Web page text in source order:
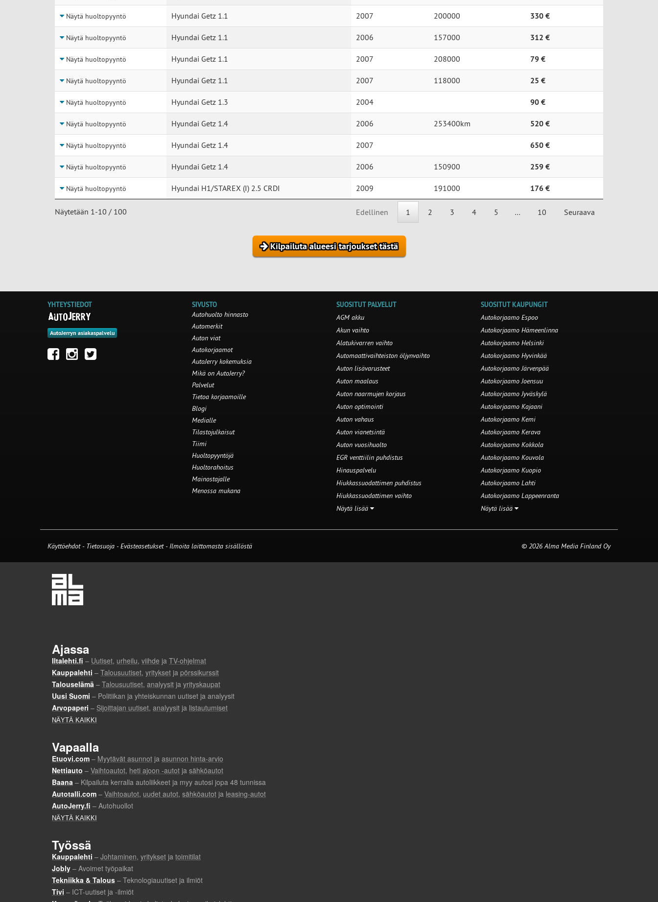
Näytä huoltopyyntö Hyundai Getz 1.1 2007 200000 330 €
Näytä huoltopyyntö Hyundai Getz 1.1 2006 157000 312 €
Näytä huoltopyyntö Hyundai Getz 1.1 2007 208000 79 €
Näytä huoltopyyntö Hyundai Getz 1.1 2007 118000 25 €
Näytä huoltopyyntö Hyundai Getz 1.3 2004 90 €
Näytä huoltopyyntö Hyundai Getz 1.4 2006 253400km 520 €
Näytä huoltopyyntö Hyundai Getz 1.4 2007 650 €
Näytä huoltopyyntö Hyundai Getz 1.4 2006 150900 259 €
Näytä huoltopyyntö Hyundai H1/STAREX (I) 2.5 CRDI 2009 191000 176 €
Näytetään 1-10 / 100 Edellinen 1 2 3 4 5 … 10 Seuraava
Kilpailuta alueesi tarjoukset tästä
YHTEYSTIEDOT
AutoJerryn asiakaspalvelu
SIVUSTO
Autohuolto hinnasto
Automerkit
Auton viat
Autokorjaamot
AutoJerry kokemuksia
Mikä on AutoJerry?
Palvelut
Tietoa korjaamoille
Blogi
Medialle
Tilastojulkaisut
Tiimi
Huoltopyyntöjä
Huoltorahoitus
Mainostajalle
Menossa mukana
SUOSITUT PALVELUT
AGM akku
Akun vaihto
Alatukivarren vaihto
Automaattivaihteiston öljynvaihto
Auton lisävarusteet
Auton maalaus
Auton naarmujen korjaus
Auton optimointi
Auton vahaus
Auton vianetsintä
Auton vuosihuolto
EGR venttiilin puhdistus
Hinauspalvelu
Hiukkassuodattimen puhdistus
Hiukkassuodattimen vaihto
Näytä lisää
SUOSITUT KAUPUNGIT
Autokorjaamo Espoo
Autokorjaamo Hämeenlinna
Autokorjaamo Helsinki
Autokorjaamo Hyvinkää
Autokorjaamo Järvenpää
Autokorjaamo Joensuu
Autokorjaamo Jyväskylä
Autokorjaamo Kajaani
Autokorjaamo Kemi
Autokorjaamo Kerava
Autokorjaamo Kokkola
Autokorjaamo Kouvola
Autokorjaamo Kuopio
Autokorjaamo Lahti
Autokorjaamo Lappeenranta
Näytä lisää
Käyttöehdot - Tietosuoja -Evästeasetukset- Ilmoita laittomasta sisällöstä © 2026 Alma Media Finland Oy